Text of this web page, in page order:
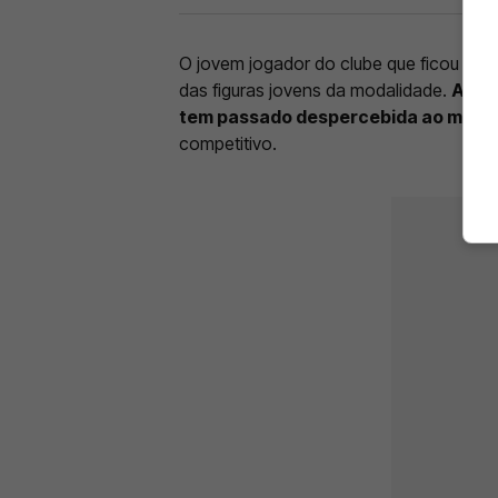
O jovem jogador do clube que ficou
das figuras jovens da modalidade. A
tem passado despercebida ao
competitivo.